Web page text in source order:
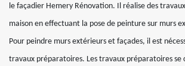
le façadier Hemery Rénovation. Il réalise des
maison en effectuant la pose de peinture sur murs
Pour peindre murs extérieurs et façades, il est
travaux préparatoires. Les travaux préparatoires se